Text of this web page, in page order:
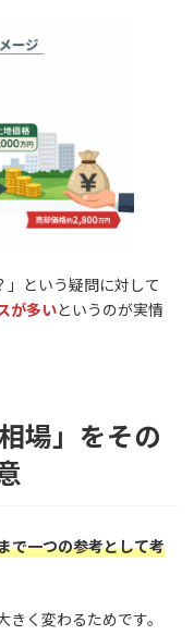
」という疑問に対して
が多いというのが実情
場」をその
で一つの参考として考
く変わるためです。